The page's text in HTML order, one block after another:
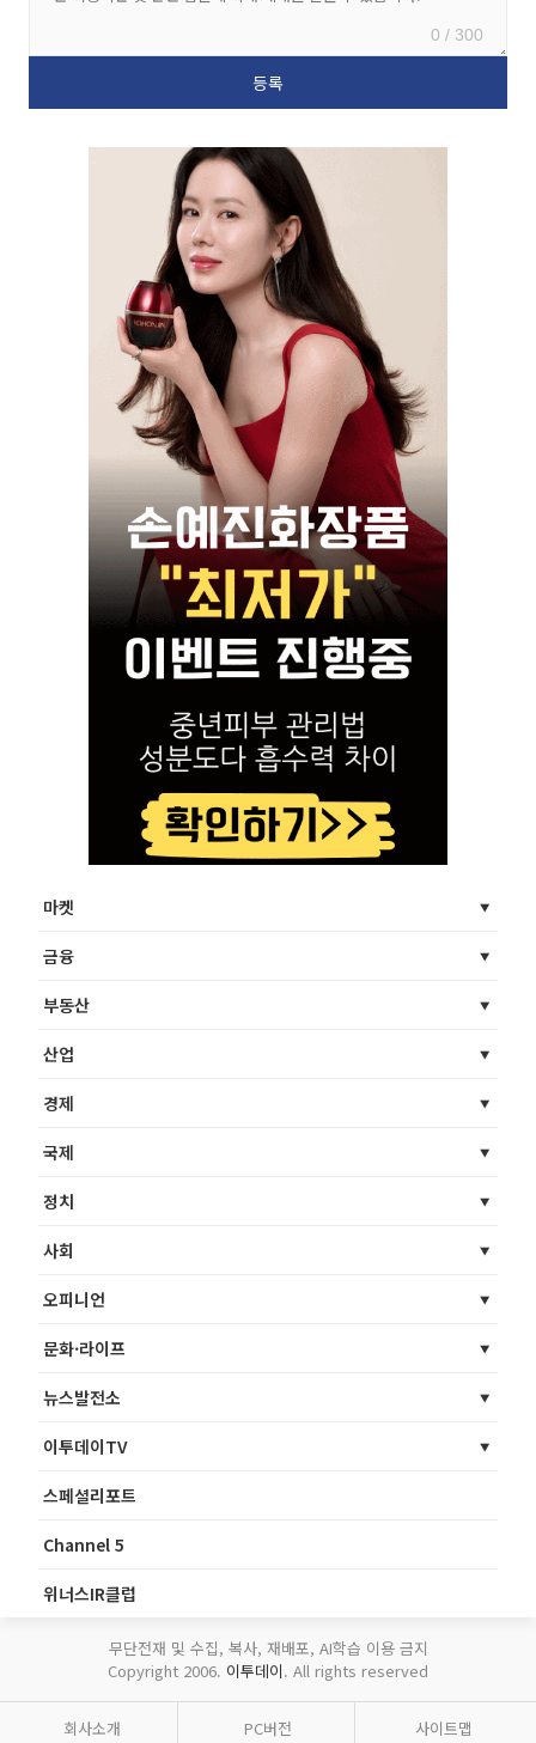
0 / 300
마켓
금융
부동산
산업
경제
국제
정치
사회
오피니언
문화·라이프
뉴스발전소
이투데이TV
스페셜리포트
Channel 5
위너스IR클럽
무단전재 및 수집, 복사, 재배포, AI학습 이용 금지
Copyright 2006. 이투데이. All rights reserved
회사소개 PC버전 사이트맵